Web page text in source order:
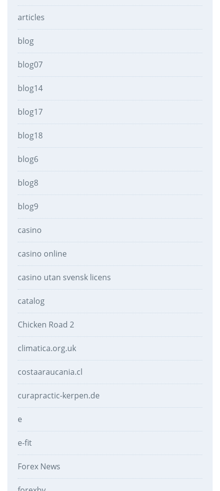
articles
blog
blog07
blog14
blog17
blog18
blog6
blog8
blog9
casino
casino online
casino utan svensk licens
catalog
Chicken Road 2
climatica.org.uk
costaaraucania.cl
curapractic-kerpen.de
e
e-fit
Forex News